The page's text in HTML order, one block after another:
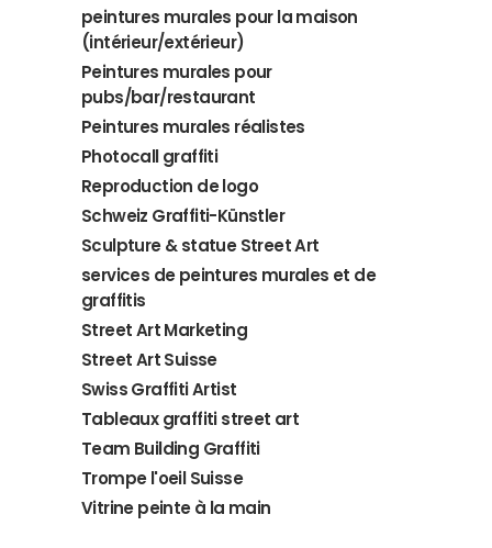
peintures murales pour la maison
(intérieur/extérieur)
Peintures murales pour
pubs/bar/restaurant
Peintures murales réalistes
Photocall graffiti
Reproduction de logo
Schweiz Graffiti-Künstler
Sculpture & statue Street Art
services de peintures murales et de
graffitis
Street Art Marketing
Street Art Suisse
Swiss Graffiti Artist
Tableaux graffiti street art
Team Building Graffiti
Trompe l'oeil Suisse
Vitrine peinte à la main